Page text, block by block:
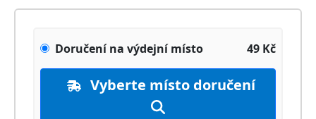
Doručení na výdejní místo 49 Kč
Vyberte místo doručení